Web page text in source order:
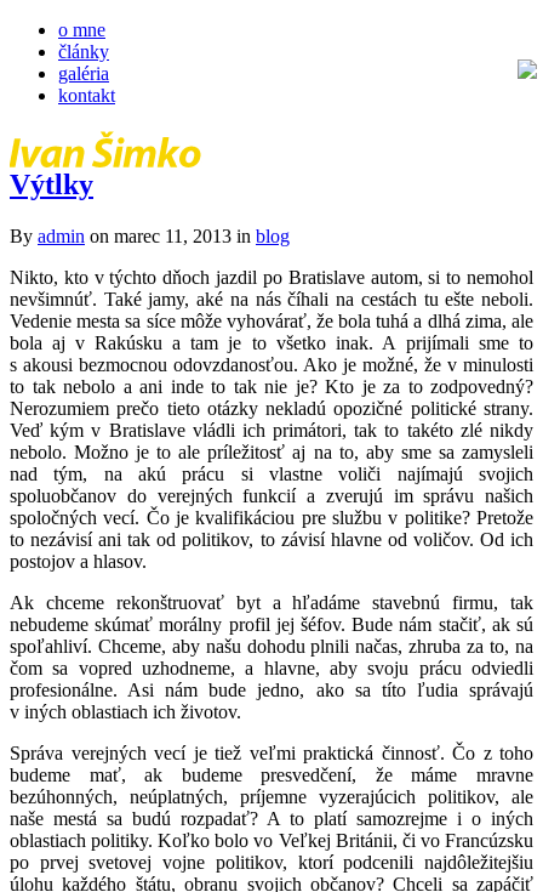
o mne
články
galéria
kontakt
Výtlky
By admin on marec 11, 2013 in blog
Nikto, kto v týchto dňoch jazdil po Bratislave autom, si to nemohol
nevšimnúť. Také jamy, aké na nás číhali na cestách tu ešte neboli.
Vedenie mesta sa síce môže vyhovárať, že bola tuhá a dlhá zima, ale
bola aj v Rakúsku a tam je to všetko inak. A prijímali sme to
s akousi bezmocnou odovzdanosťou. Ako je možné, že v minulosti
to tak nebolo a ani inde to tak nie je? Kto je za to zodpovedný?
Nerozumiem prečo tieto otázky nekladú opozičné politické strany.
Veď kým v Bratislave vládli ich primátori, tak to takéto zlé nikdy
nebolo. Možno je to ale príležitosť aj na to, aby sme sa zamysleli
nad tým, na akú prácu si vlastne voliči najímajú svojich
spoluobčanov do verejných funkcií a zverujú im správu našich
spoločných vecí. Čo je kvalifikáciou pre službu v politike? Pretože
to nezávisí ani tak od politikov, to závisí hlavne od voličov. Od ich
postojov a hlasov.
Ak chceme rekonštruovať byt a hľadáme stavebnú firmu, tak
nebudeme skúmať morálny profil jej šéfov. Bude nám stačiť, ak sú
spoľahliví. Chceme, aby našu dohodu plnili načas, zhruba za to, na
čom sa vopred uzhodneme, a hlavne, aby svoju prácu odviedli
profesionálne. Asi nám bude jedno, ako sa títo ľudia správajú
v iných oblastiach ich životov.
Správa verejných vecí je tiež veľmi praktická činnosť. Čo z toho
budeme mať, ak budeme presvedčení, že máme mravne
bezúhonných, neúplatných, príjemne vyzerajúcich politikov, ale
naše mestá sa budú rozpadať? A to platí samozrejme i o iných
oblastiach politiky. Koľko bolo vo Veľkej Británii, či vo Francúzsku
po prvej svetovej vojne politikov, ktorí podcenili najdôležitejšiu
úlohu každého štátu, obranu svojich občanov? Chceli sa zapáčiť